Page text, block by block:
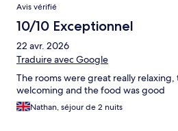
Avis vérifié
10/10 Exceptionnel
22 avr. 2026
Traduire avec Google
The rooms were great really
welcoming and the food was good
Nathan, séjour de 2 nuits